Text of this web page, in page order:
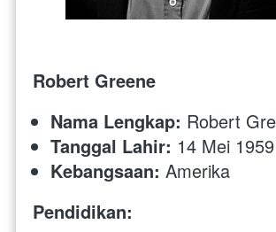
Robert Greene
Nama Lengkap: Robert
Tanggal Lahir: 14 Mei 1959
Kebangsaan: Amerika
Pendidikan: